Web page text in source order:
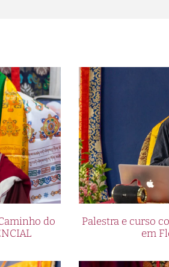
do
Palestra e curso
em